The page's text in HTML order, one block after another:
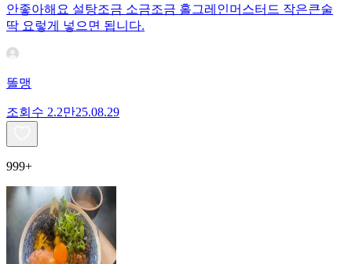
안좋아해요 설탕조금 소금조금 홀그레인머스터드 작은큰술
딱 요렇게 넣으면 됩니다.
똘맹
조회수 2.2만25.08.29
999+